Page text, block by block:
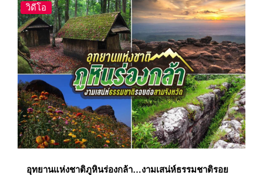
ท่องเที่ยวทางธรรมชาติที่มีสภาพทางธรณีวิทยาที่
หลากหลายและสวยงามแปลกตา เช่น ลานหินปุ่ม
ลานหินแตก และมีจุดชมวิวบริเวณหน้าผาหลายแห่ง
อีกทั้งยังมีสถานที่ทางประวัติศาสตร์ของกลุ่ม
คอมมิวนิสต์ในอดีตซ่อนตัวอยู่ภายในป่าอีกด้วย
วิดีโอ
อุทยานแห่งชาติภูหินร่องกล้า…งามเสน่ห์ธรรมชาติรอย